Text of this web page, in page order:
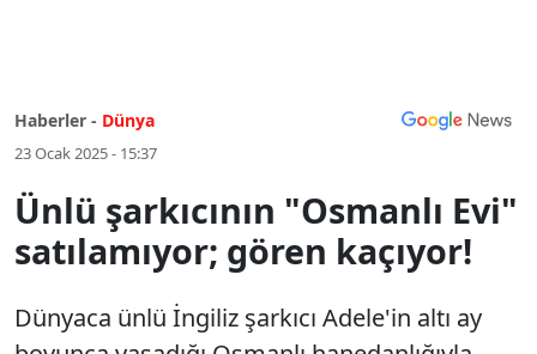
Haberler - Dünya
23 Ocak 2025 - 15:37
Ünlü şarkıcının "Osmanlı Evi"
satılamıyor; gören kaçıyor!
Dünyaca ünlü İngiliz şarkıcı Adele'in altı ay